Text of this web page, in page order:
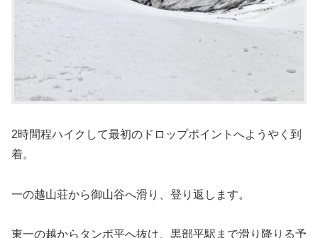
2時間程ハイクして最初のドロップポイントへようやく到
着。
一の越山荘から御山谷へ滑り、登り返します。
東一の越からタンボ平へ抜け、黒部平駅まで滑り降りる予